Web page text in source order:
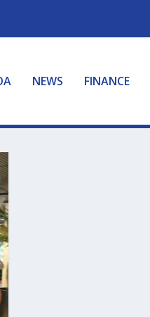
NEWS FINANCE